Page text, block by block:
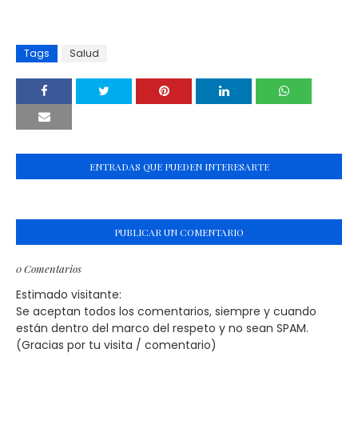
Tags Salud
ENTRADAS QUE PUEDEN INTERESARTE
PUBLICAR UN COMENTARIO
0 Comentarios
Estimado visitante:
Se aceptan todos los comentarios, siempre y cuando
están dentro del marco del respeto y no sean SPAM.
(Gracias por tu visita / comentario)